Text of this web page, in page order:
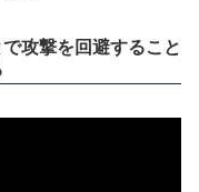
攻撃を回避すること